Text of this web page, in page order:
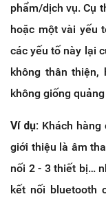
phẩm/dịch vụ. Cụ
hoặc một vài yếu
các yếu tố này lại
không thân
không giống
Ví dụ: Khách
giới thiệu là âm
nối 2 - 3 thiết bị…
kết nối bluetooth